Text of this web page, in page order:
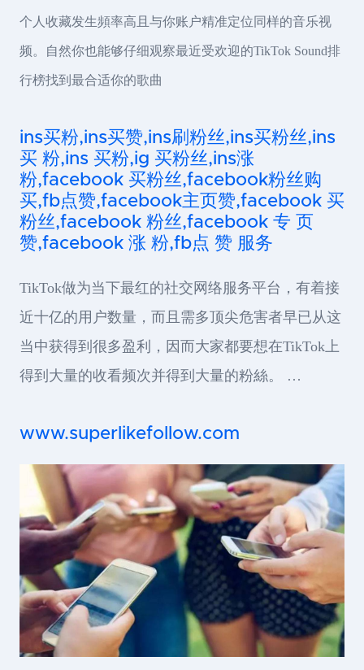
个人收藏发生頻率高且与你账户精准定位同样的音乐视
频。自然你也能够仔细观察最近受欢迎的TikTok Sound排
行榜找到最合适你的歌曲
ins买粉,ins买赞,ins刷粉丝,ins买粉丝,ins
买 粉,ins 买粉,ig 买粉丝,ins涨
粉,facebook 买粉丝,facebook粉丝购
买,fb点赞,facebook主页赞,facebook 买
粉丝,facebook 粉丝,facebook 专 页
赞,facebook 涨 粉,fb点 赞 服务
TikTok做为当下最红的社交网络服务平台，有着接
近十亿的用户数量，而且需多顶尖危害者早已从这
当中获得到很多盈利，因而大家都要想在TikTok上
得到大量的收看频次并得到大量的粉絲。 …
www.superlikefollow.com